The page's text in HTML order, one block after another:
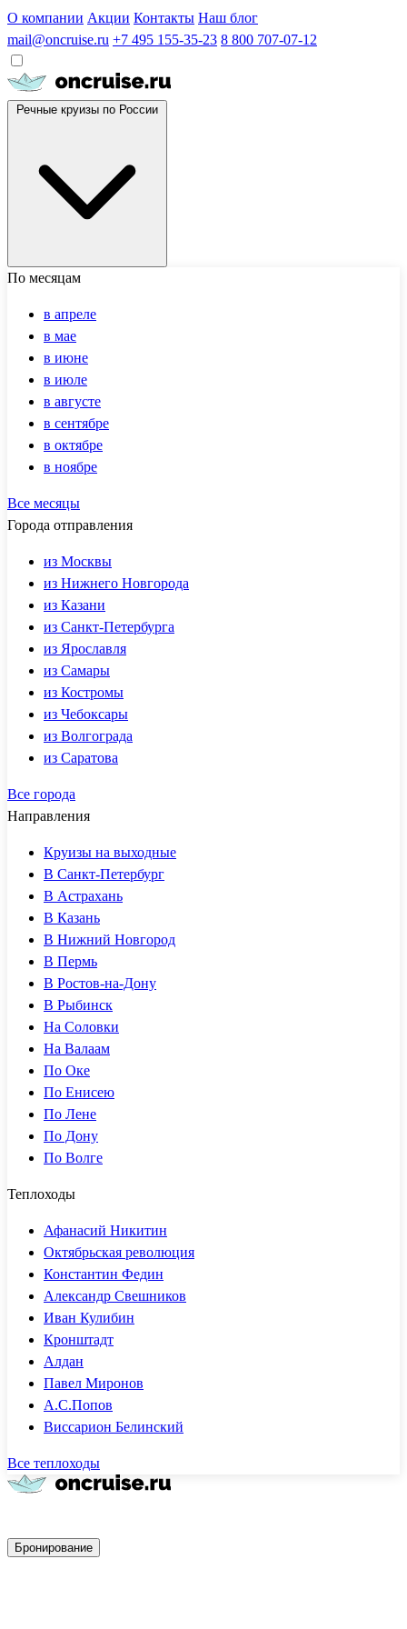
О компании Акции Контакты Наш блог
mail@oncruise.ru +7 495 155-35-23 8 800 707-07-12
По месяцам
в апреле
в мае
в июне
в июле
в августе
в сентябре
в октябре
в ноябре
Все месяцы
Города отправления
из Москвы
из Нижнего Новгорода
из Казани
из Санкт-Петербурга
из Ярославля
из Самары
из Костромы
из Чебоксары
из Волгограда
из Саратова
Все города
Направления
Круизы на выходные
В Санкт-Петербург
В Астрахань
В Казань
В Нижний Новгород
В Пермь
В Ростов-на-Дону
В Рыбинск
На Соловки
На Валаам
По Оке
По Енисею
По Лене
По Дону
По Волге
Теплоходы
Афанасий Никитин
Октябрьская революция
Константин Федин
Александр Свешников
Иван Кулибин
Кронштадт
Алдан
Павел Миронов
А.С.Попов
Виссарион Белинский
Все теплоходы
Бронирование